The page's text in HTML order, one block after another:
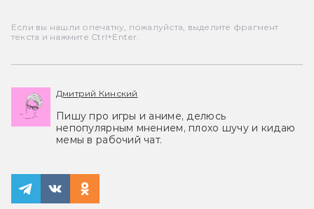
Если вы нашли опечатку, пожалуйста, выделите фрагмент
текста и нажмите Ctrl+Enter.
Дмитрий Кинский
Пишу про игры и аниме, делюсь
непопулярным мнением, плохо шучу и кидаю
мемы в рабочий чат.